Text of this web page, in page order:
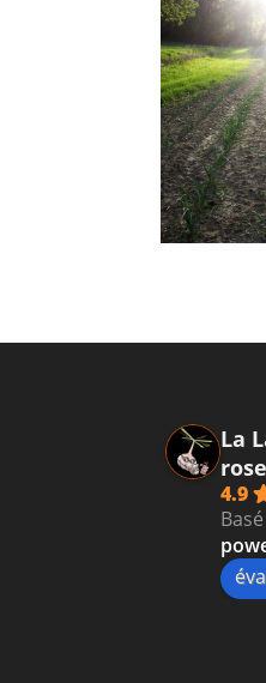
La
4.9